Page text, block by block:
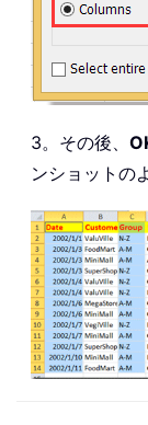
3。その後、
ンショットの